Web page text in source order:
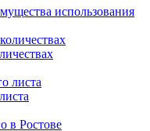
использования